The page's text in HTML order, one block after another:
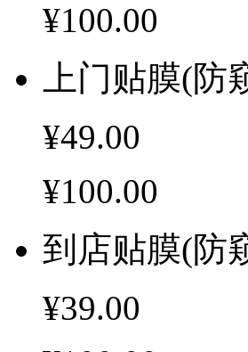
¥100.00
上门贴膜(防
¥49.00
¥100.00
到店贴膜(防
¥39.00